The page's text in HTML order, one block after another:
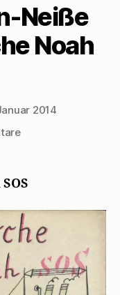
Neiße
Noah
2014
zu
Neiße
„Arche
Noah
SOS“